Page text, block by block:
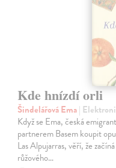
Kde hnízdí orli
Šindelářová Ema|
Když se Ema, česká
partnerem Basem koupit
Las Alpujarras, věří, že
růžového…